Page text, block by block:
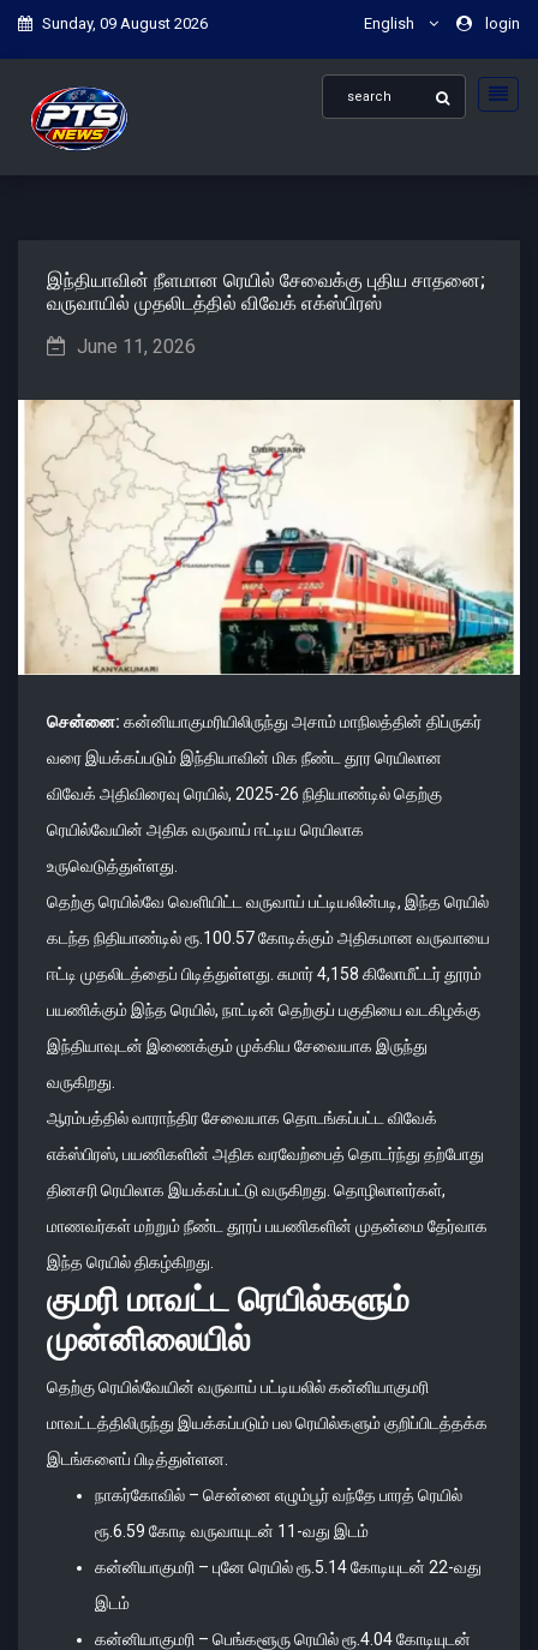
Sunday, 09 August 2026 English login
இந்தியாவின் நீளமான ரெயில் சேவைக்கு புதிய சாதனை;
வருவாயில் முதலிடத்தில் விவேக் எக்ஸ்பிரஸ்
June 11, 2026
சென்னை: கன்னியாகுமரியிலிருந்து அசாம் மாநிலத்தின் திப்ருகர்
வரை இயக்கப்படும் இந்தியாவின் மிக நீண்ட தூர ரெயிலான
விவேக் அதிவிரைவு ரெயில், 2025-26 நிதியாண்டில் தெற்கு
ரெயில்வேயின் அதிக வருவாய் ஈட்டிய ரெயிலாக
உருவெடுத்துள்ளது.
தெற்கு ரெயில்வே வெளியிட்ட வருவாய் பட்டியலின்படி, இந்த ரெயில்
கடந்த நிதியாண்டில் ரூ.100.57 கோடிக்கும் அதிகமான வருவாயை
ஈட்டி முதலிடத்தைப் பிடித்துள்ளது. சுமார் 4,158 கிலோமீட்டர் தூரம்
பயணிக்கும் இந்த ரெயில், நாட்டின் தெற்குப் பகுதியை வடகிழக்கு
இந்தியாவுடன் இணைக்கும் முக்கிய சேவையாக இருந்து
வருகிறது.
ஆரம்பத்தில் வாராந்திர சேவையாக தொடங்கப்பட்ட விவேக்
எக்ஸ்பிரஸ், பயணிகளின் அதிக வரவேற்பைத் தொடர்ந்து தற்போது
தினசரி ரெயிலாக இயக்கப்பட்டு வருகிறது. தொழிலாளர்கள்,
மாணவர்கள் மற்றும் நீண்ட தூரப் பயணிகளின் முதன்மை தேர்வாக
இந்த ரெயில் திகழ்கிறது.
குமரி மாவட்ட ரெயில்களும்
முன்னிலையில்
தெற்கு ரெயில்வேயின் வருவாய் பட்டியலில் கன்னியாகுமரி
மாவட்டத்திலிருந்து இயக்கப்படும் பல ரெயில்களும் குறிப்பிடத்தக்க
இடங்களைப் பிடித்துள்ளன.
நாகர்கோவில் – சென்னை எழும்பூர் வந்தே பாரத் ரெயில்
ரூ.6.59 கோடி வருவாயுடன் 11-வது இடம்
கன்னியாகுமரி – புனே ரெயில் ரூ.5.14 கோடியுடன் 22-வது
இடம்
கன்னியாகுமரி – பெங்களூரு ரெயில் ரூ.4.04 கோடியுடன்